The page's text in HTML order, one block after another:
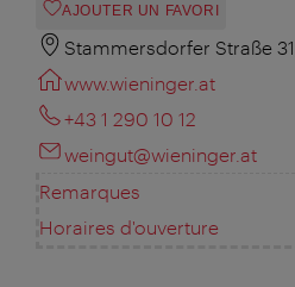
AJOUTER UN FAVORI
Stammersdorfer Straße
www.wieninger.at
+43 1 290 10 12
weingut@wieninger.at
Remarques
Horaires d'ouverture